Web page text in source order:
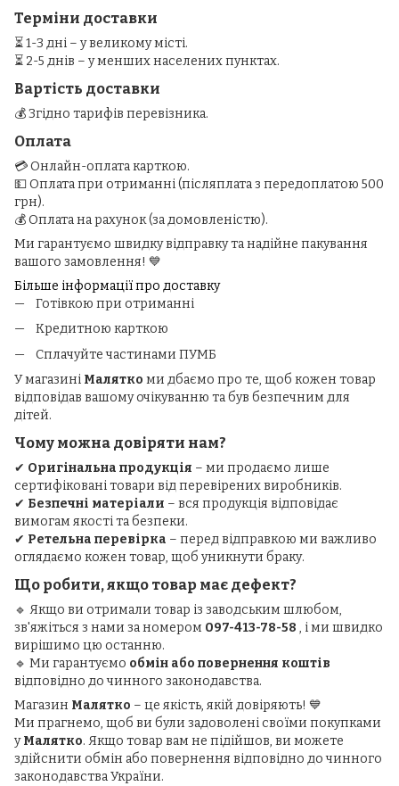
Терміни доставки
⏳ 1-3 дні – у великому місті.
⏳ 2-5 днів – у менших населених пунктах.
Вартість доставки
💰 Згідно тарифів перевізника.
Оплата
💳 Онлайн-оплата карткою.
💵 Оплата при отриманні (післяплата з передоплатою 500
грн).
💰 Оплата на рахунок (за домовленістю).
Ми гарантуємо швидку відправку та надійне пакування
вашого замовлення! 💙
Більше інформації про доставку
Готівкою при отриманні
Кредитною карткою
Сплачуйте частинами ПУМБ
У магазині Малятко ми дбаємо про те, щоб кожен товар
відповідав вашому очікуванню та був безпечним для
дітей.
Чому можна довіряти нам?
✔ Оригінальна продукція – ми продаємо лише
сертифіковані товари від перевірених виробників.
✔ Безпечні матеріали – вся продукція відповідає
вимогам якості та безпеки.
✔ Ретельна перевірка – перед відправкою ми важливо
оглядаємо кожен товар, щоб уникнути браку.
Що робити, якщо товар має дефект?
🔹 Якщо ви отримали товар із заводським шлюбом,
зв'яжіться з нами за номером 097-413-78-58 , і ми швидко
вирішимо цю останню.
🔹 Ми гарантуємо обмін або повернення коштів
відповідно до чинного законодавства.
Магазин Малятко – це якість, якій довіряють! 💙
Ми прагнемо, щоб ви були задоволені своїми покупками
уМалятко. Якщо товар вам не підійшов, ви можете
здійснити обмін або повернення відповідно до чинного
законодавства України.